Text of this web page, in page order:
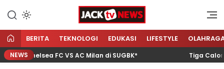
konten
Jacktvnews.com
Sumber Referensi Terpercaya
BERITA TEKNOLOGI EDUKASI LIFESTYLE
NEWS
Chelsea FC VS AC Milan di SUGBK* Tiga Calon